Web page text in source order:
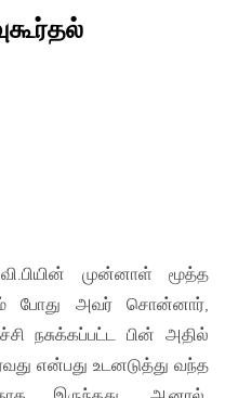
முன்னாள் மூத்த
போது அவர் சொன்னார்,
நசுக்கப்பட்ட பின் அதில்
என்பது உடனடுத்து வந்த